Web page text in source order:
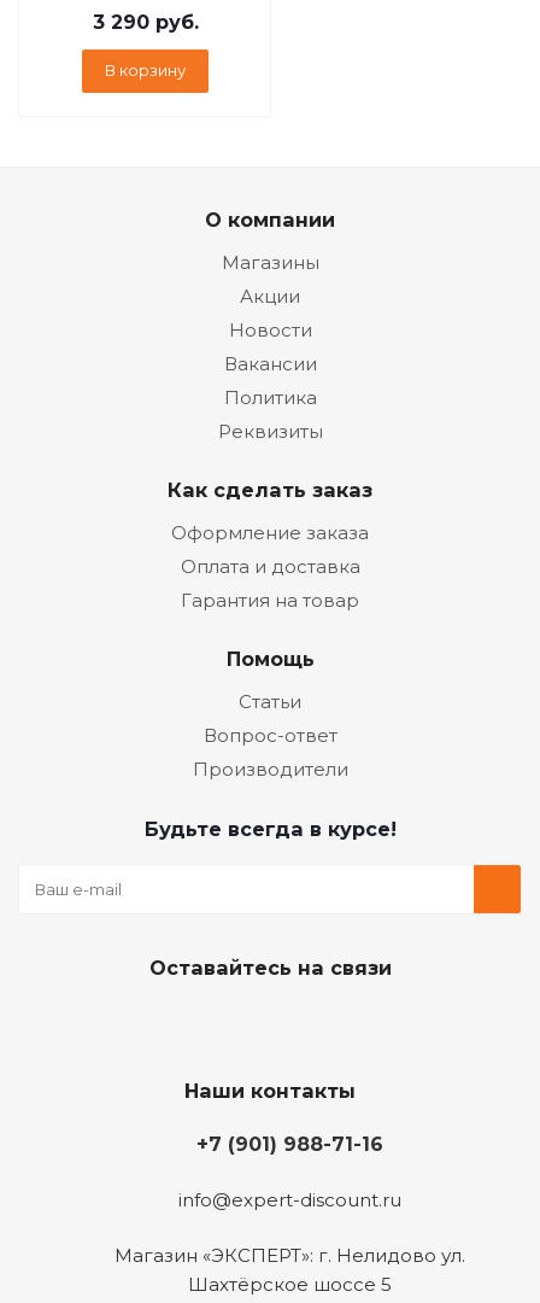
3 290руб.
В корзину
О компании
Магазины
Акции
Новости
Вакансии
Политика
Реквизиты
Как сделать заказ
Оформление заказа
Оплата и доставка
Гарантия на товар
Помощь
Статьи
Вопрос-ответ
Производители
Будьте всегда в курсе!
Оставайтесь на связи
Наши контакты
+7 (901) 988-71-16
info@expert-discount.ru
Магазин «ЭКСПЕРТ»: г. Нелидово ул.
Шахтёрское шоссе 5